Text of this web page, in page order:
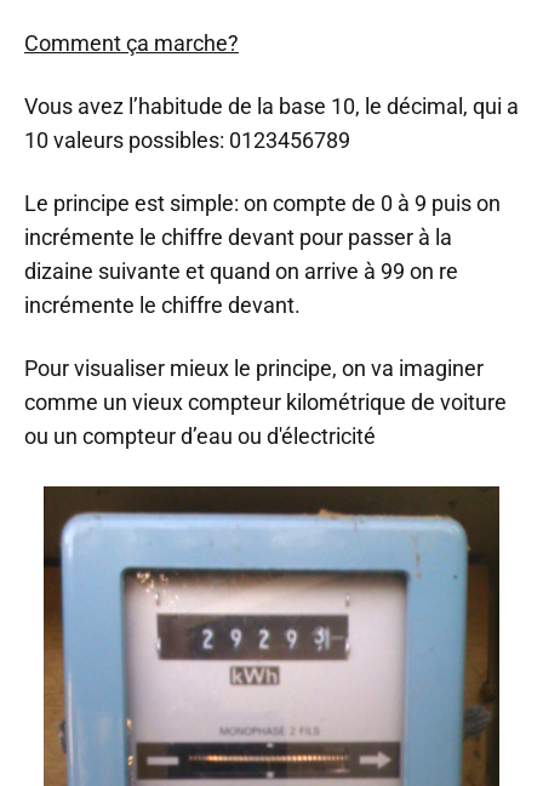
Comment ça marche?
Vous avez l’habitude de la base 10, le décimal, qui a
10 valeurs possibles: 0123456789
Le principe est simple: on compte de 0 à 9 puis on
incrémente le chiffre devant pour passer à la
dizaine suivante et quand on arrive à 99 on re
incrémente le chiffre devant.
Pour visualiser mieux le principe, on va imaginer
comme un vieux compteur kilométrique de voiture
ou un compteur d’eau ou d'électricité